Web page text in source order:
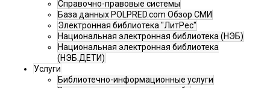
Справочно-правовые системы
База данных POLPRED.com Обзор СМИ
Электронная библиотека "ЛитРес"
Национальная электронная библиотека (НЭБ)
Национальная электронная библиотека
(НЭБ.ДЕТИ)
Услуги
Библиотечно-информационные услуги